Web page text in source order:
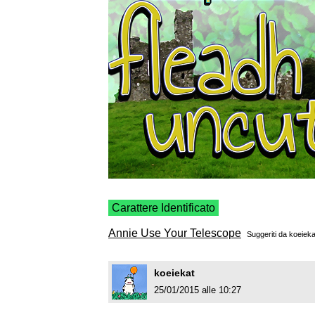
Carattere Identificato
Annie Use Your Telescope Suggeriti da
koeiekat
25/01/2015 alle 10:27